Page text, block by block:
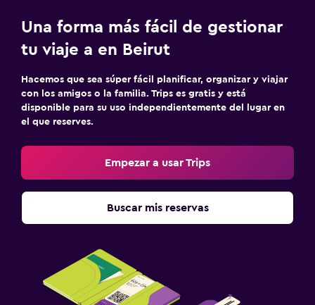
Una forma más fácil de gestionar
tu viaje a en Beirut
Hacemos que sea súper fácil planificar, organizar y viajar
con los amigos o la familia. Trips es gratis y está
disponible para su uso independientemente del lugar en
el que reserves.
Empezar a usar Trips
Buscar mis reservas